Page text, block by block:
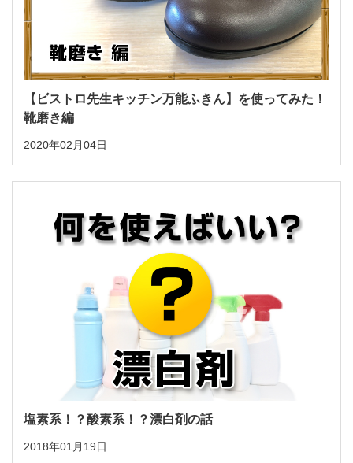
【ビストロ先生キッチン万能ふきん】を使ってみた！
靴磨き編
2020年02月04日
塩素系！？酸素系！？漂白剤の話
2018年01月19日